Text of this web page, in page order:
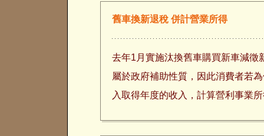
舊車換新退稅 併計營業所得
去年1月實施汰換舊車購買新車減徵
屬於政府補助性質，因此消費者若
入取得年度的收入，計算營利事業